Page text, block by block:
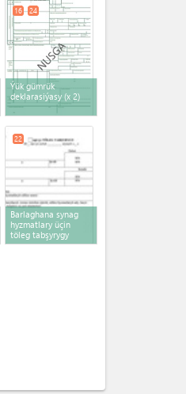
Ýük gümrük
deklarasiýasy (x 2)
16 24
Barlaghana synag
hyzmatlary üçin
töleg tabşyrygy
22